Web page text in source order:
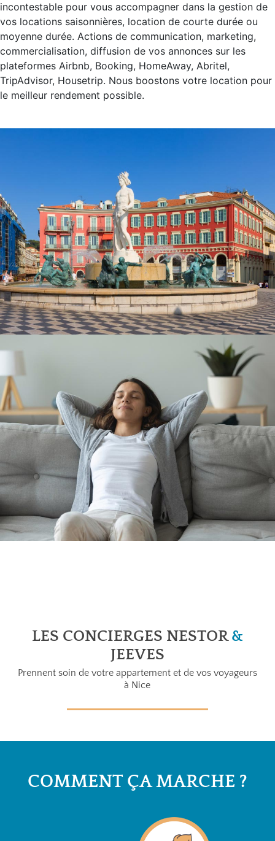
incontestable pour vous accompagner dans la gestion de
vos locations saisonnières, location de courte durée ou
moyenne durée. Actions de communication, marketing,
commercialisation, diffusion de vos annonces sur les
plateformes Airbnb, Booking, HomeAway, Abritel,
TripAdvisor, Housetrip. Nous boostons votre location pour
le meilleur rendement possible.
LES CONCIERGES NESTOR&
JEEVES
Prennent soin de votre appartement et de vos voyageurs
à Nice
COMMENT ÇA MARCHE ?